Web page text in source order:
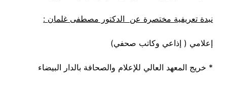
نبدة تعريفية مختصرة عن الدكتور مصطفى غلمان :
إعلامي ( إذاعي وكاتب صحفي)
* خريج المعهد العالي للإعلام والصحافة بالدار البيضاء